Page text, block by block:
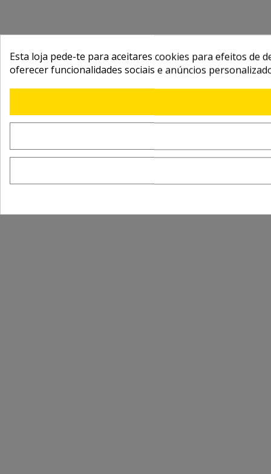
Esta loja pede-te para aceitares cookies para efeitos de
oferecer funcionalidades sociais e anúncios